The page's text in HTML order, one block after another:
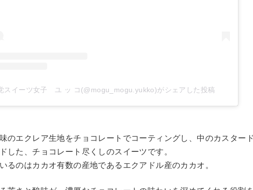
スイーツ女子 ユ ッ コ(@mogu_mogu.yukko)がシェアした投稿
のエクレア生地をチョコレートでコーティングし、中のカスター
した、チョコレート尽くしのスイーツです。
るのはカカオ有数の産地であるエクアドル産のカカオ。